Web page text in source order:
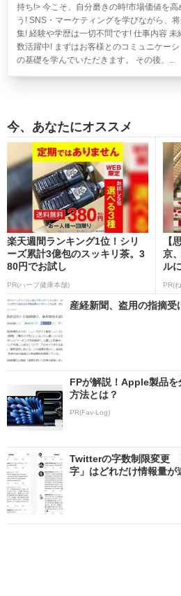
持ち!> 今こそ、自分磨きの時!市場価値を
う! SNS・マーケティングを学びながら、
集! 経験や学歴は一切不問です! 仕事内容
数活躍中! まずはお客様とのコミュニケー
の基礎を学んでいただきます。 その後、...
今、あなたにオススメ
楽天週間ランキング1位！シリ
ーズ累計3億包のスッキリ茶。3
80円でお試し
PR(ハーブ健康本舗)
【
京
ル
PR(
産経新聞、盗用の指摘
FPが解説！Apple製品を
方法とは？
PR(Fav-Log)
Twitterの字数制限変更
字」はどれだけ情報量が